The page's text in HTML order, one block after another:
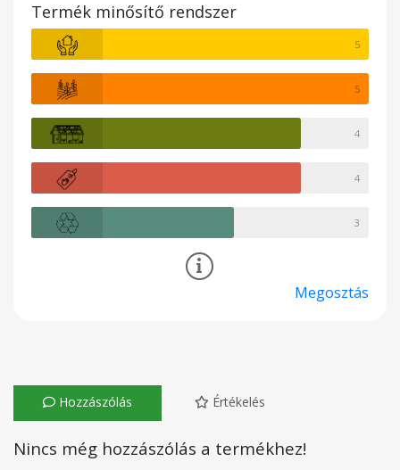
Termék minősítő rendszer
5
5
4
4
3
Megosztás
Hozzászólás Értékelés
Nincs még hozzászólás a termékhez!